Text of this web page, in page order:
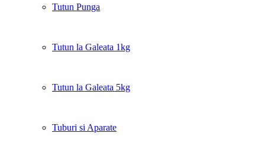
Tutun Punga
Tutun la Galeata 1kg
Tutun la Galeata 5kg
Tuburi si Aparate